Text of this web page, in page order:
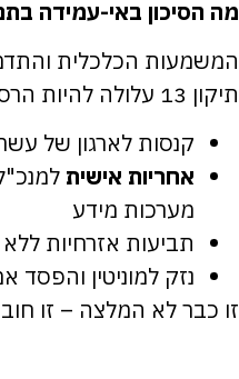
מה הסיכון באי-עמידה
המשמעות הכלכלית
תיקון 13 עלולה להיות הרסנית:
קנסות לארגון של
אחריות אישית
מערכות מידע
תביעות אזרחיות
נזק למוניטין והפסד
זו כבר לא המלצה – זו